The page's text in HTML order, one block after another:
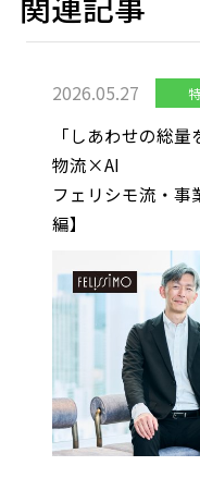
2026.05.27
「しあわせの総
物流×AI
フェリシモ流・事
編】